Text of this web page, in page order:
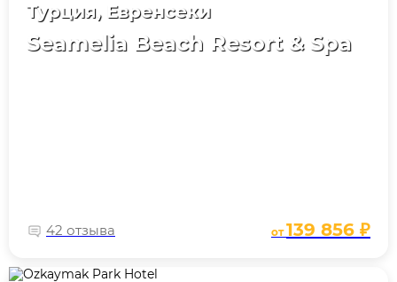
Турция, Евренсеки
Seamelia Beach Resort & Spa
42 отзыва от139 856 ₽